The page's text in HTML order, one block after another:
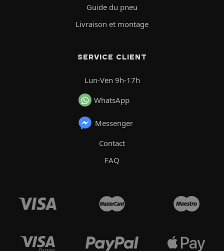
Guide du pneu
Livraison et montage
SERVICE CLIENT
Lun-Ven 9h-17h
WhatsApp
Messenger
Contact
FAQ